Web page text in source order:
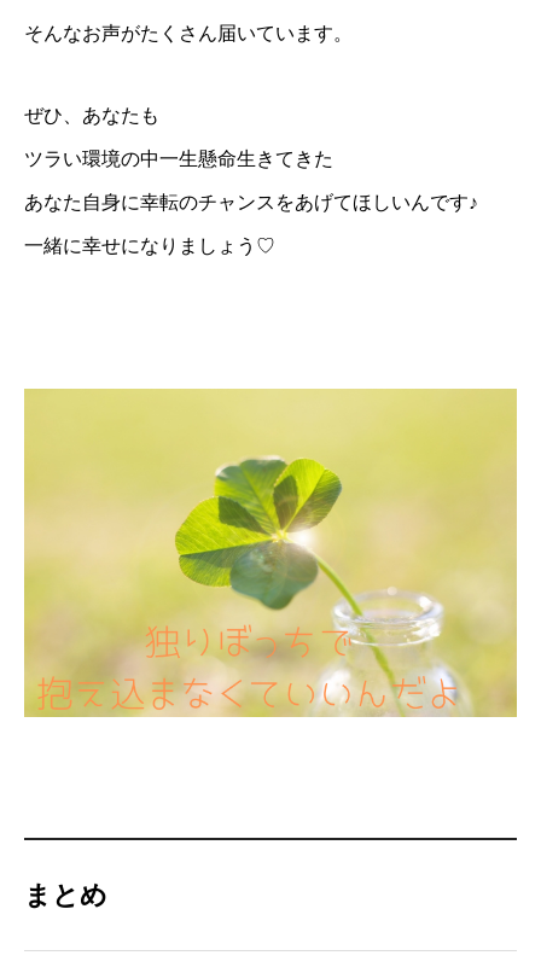
そんなお声がたくさん届いています。
ぜひ、あなたも
ツラい環境の中一生懸命生きてきた
あなた自身に幸転のチャンスをあげてほしいんです♪
一緒に幸せになりましょう♡
まとめ
BLOG